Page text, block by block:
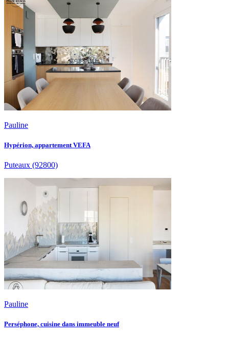
Pauline
Hypérion, appartement VEFA
Puteaux (92800)
Pauline
Perséphone, cuisine dans immeuble neuf